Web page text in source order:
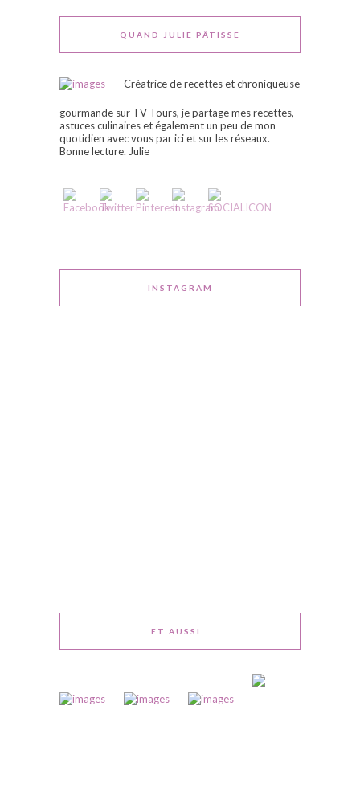
QUAND JULIE PÂTISSE
Créatrice de recettes et chroniqueuse
gourmande sur TV Tours, je partage mes recettes,
astuces culinaires et également un peu de mon
quotidien avec vous par ici et sur les réseaux.
Bonne lecture. Julie
INSTAGRAM
ET AUSSI…